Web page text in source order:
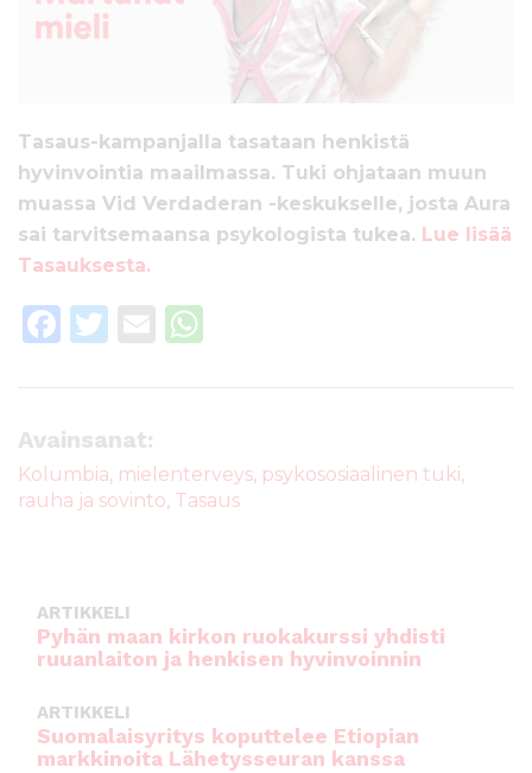
Tasaus-kampanjalla tasataan henkistä
hyvinvointia maailmassa. Tuki ohjataan muun
muassa Vid Verdaderan -keskukselle, josta Aura
sai tarvitsemaansa psykologista tukea. Lue lisää
Tasauksesta.
F
e
b
o
T
te
r
E
A
p
Avainsanat:
Kolumbia, mielenterveys, psykososiaalinen tuki,
rauha ja sovinto, Tasaus
ARTIKKELI
Pyhän maan kirkon ruokakurssi yhdisti
ruuanlaiton ja henkisen hyvinvoinnin
ARTIKKELI
Suomalaisyritys koputtelee Etiopian
markkinoita Lähetysseuran kanssa